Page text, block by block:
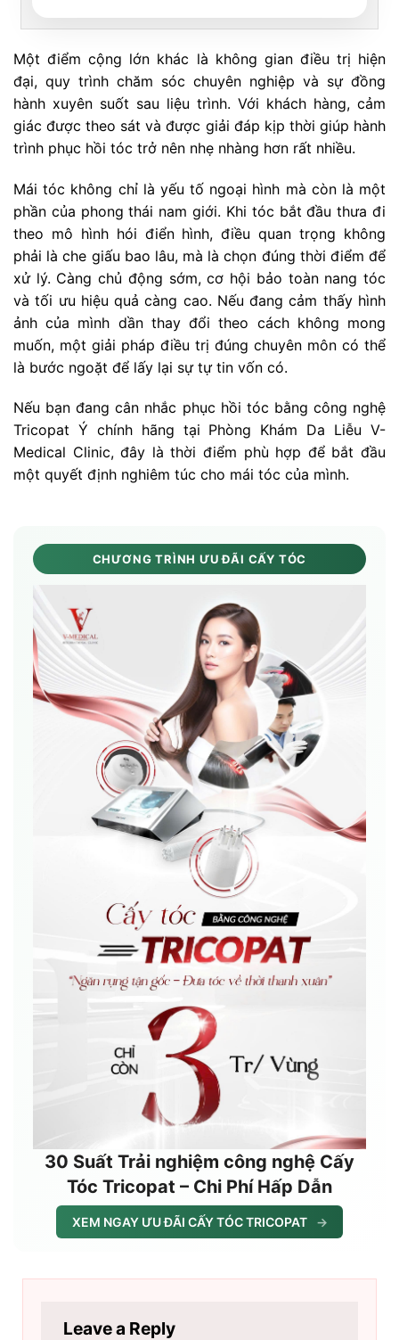
Một điểm cộng lớn khác là không gian điều trị hiện
đại, quy trình chăm sóc chuyên nghiệp và sự đồng
hành xuyên suốt sau liệu trình. Với khách hàng, cảm
giác được theo sát và được giải đáp kịp thời giúp hành
trình phục hồi tóc trở nên nhẹ nhàng hơn rất nhiều.
Mái tóc không chỉ là yếu tố ngoại hình mà còn là một
phần của phong thái nam giới. Khi tóc bắt đầu thưa đi
theo mô hình hói điển hình, điều quan trọng không
phải là che giấu bao lâu, mà là chọn đúng thời điểm để
xử lý. Càng chủ động sớm, cơ hội bảo toàn nang tóc
và tối ưu hiệu quả càng cao. Nếu đang cảm thấy hình
ảnh của mình dần thay đổi theo cách không mong
muốn, một giải pháp điều trị đúng chuyên môn có thể
là bước ngoặt để lấy lại sự tự tin vốn có.
Nếu bạn đang cân nhắc phục hồi tóc bằng công nghệ
Tricopat Ý chính hãng tại Phòng Khám Da Liễu V-
Medical Clinic, đây là thời điểm phù hợp để bắt đầu
một quyết định nghiêm túc cho mái tóc của mình.
CHƯƠNG TRÌNH ƯU ĐÃI CẤY TÓC
30 Suất Trải nghiệm công nghệ Cấy
Tóc Tricopat – Chi Phí Hấp Dẫn
XEM NGAY ƯU ĐÃI CẤY TÓC TRICOPAT →
Leave a Reply